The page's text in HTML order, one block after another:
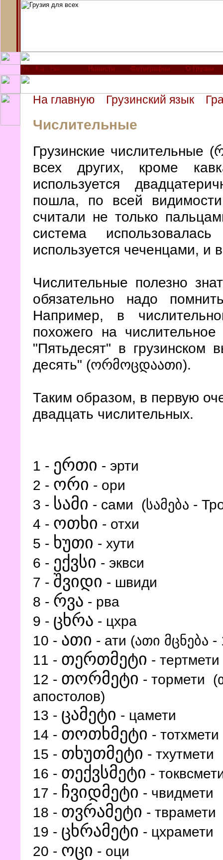
Новости Фотографии О Грузии
На главную Грузинский язык
Числительные
Грузинские числительные
всех других, кроме
используется
пошла, по всей
считали не только
система
используется чеченцами, и
Числительные полезно
обязательно надо
Например, в
похожего на
"Пятьдесят" в грузинском
десять" (ორმოცდაათი).
Таким образом, в первую
двадцать числительных.
1 - ერთი - эрти
2 - ორი - ори
3 - სამი - сами (სამება -
4 - ოთხი - отхи
5 - ხუთი - хути
6 - ექვსი - эквси
7 - შვიდი - швиди
8 - რვა - рва
9 - ცხრა - цхра
10 - ათი - ати (ათი მცნება -
11 - თერთმეტი - тертмети
12 - თორმეტი - тормети
апостолов)
13 - ცამეტი - цамети
14 - თოთხმეტი - тотхмети
15 - თხუთმეტი - тхутмети
16 - თექვსმეტი -
17 - ჩვიდმეტი - чвидмети
18 - თვრამეტი - тврамети
19 - ცხრამეტი - цхрамети
20 - ოცი - оци